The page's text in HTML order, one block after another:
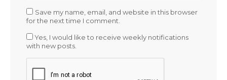
Save my name, email, and website in this browser
for the next time I comment.
Yes, I would like to receive weekly notifications
with new posts.